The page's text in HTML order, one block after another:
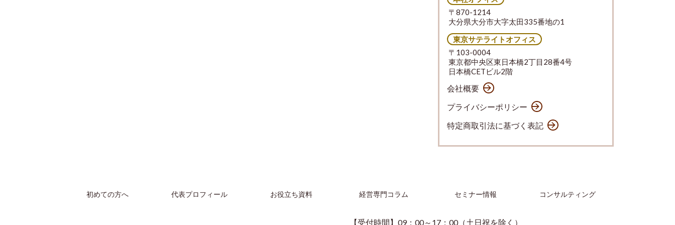
〒870-1214
大分県大分市大字太田335番地の1
東京サテライトオフィス
〒103-0004
東京都中央区東日本橋2丁目28番4号
日本橋CETビル2階
会社概要
プライバシーポリシー
特定商取引法に基づく表記
初めての方へ 代表プロフィール お役立ち資料 経営専門コラム セミナー情報 コンサルティング
【受付時間】09：00～17：00（土日祝を除く）